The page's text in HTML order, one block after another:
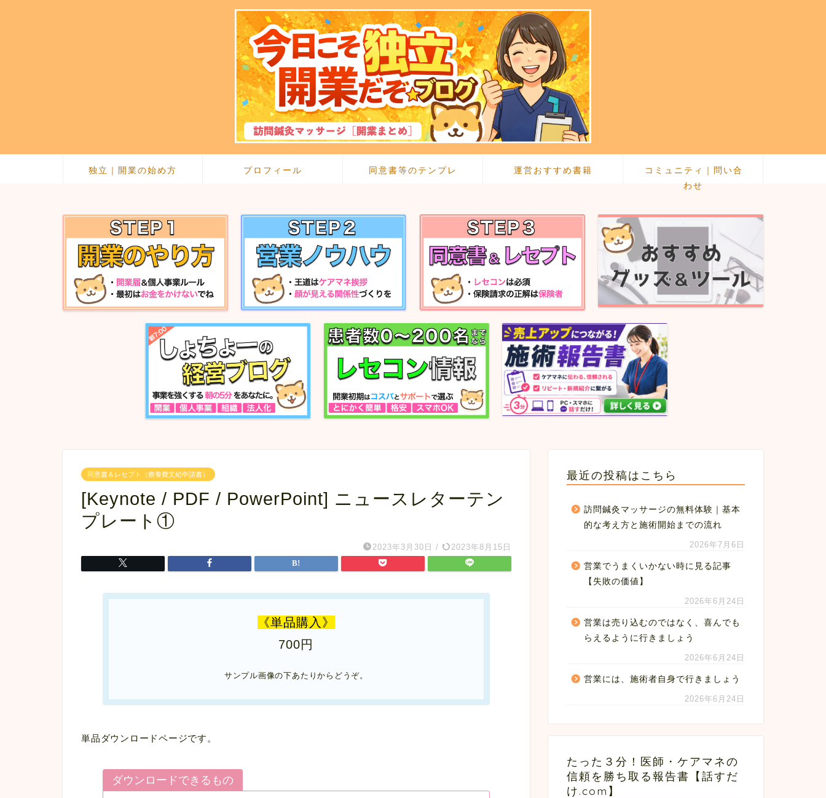
独立｜開業の始め方 プロフィール 同意書等のテンプレ 運営おすすめ書籍
コミュニティ｜問い合
わせ
同意書＆レセプト（療養費支給申請書）
[Keynote / PDF / PowerPoint] ニュースレターテン
プレート①
2023年3月30日 / 2023年8月15日
《単品購入》
700円
サンプル画像の下あたりからどうぞ。
単品ダウンロードページです。
ダウンロードできるもの
最近の投稿はこちら
訪問鍼灸マッサージの無料体験｜基本
的な考え方と施術開始までの流れ
2026年7月6日
営業でうまくいかない時に見る記事
【失敗の価値】
2026年6月24日
営業は売り込むのではなく、喜んでも
らえるように行きましょう
2026年6月24日
営業には、施術者自身で行きましょう
2026年6月24日
たった３分！医師・ケアマネの
信頼を勝ち取る報告書【話すだ
け.com】